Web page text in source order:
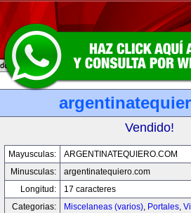
Vendido!
Mayusculas:
ARGENTINATEQUIERO.COM
Minusculas:
argentinatequiero.com
Longitud:
17 caracteres
Categorias:
Miscelaneas (varios), Portales,